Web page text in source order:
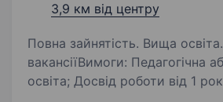
3,9 км від центру
Повна зайнятість. Вища освіта. Опис
вакансіїВимоги: Педагогічна або психологічна
освіта; Досвід роботи від 1 року на аналогічній